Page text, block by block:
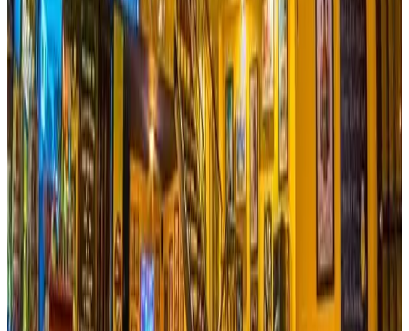
Ver sitio →
Ibagué
Hotel Iguaima